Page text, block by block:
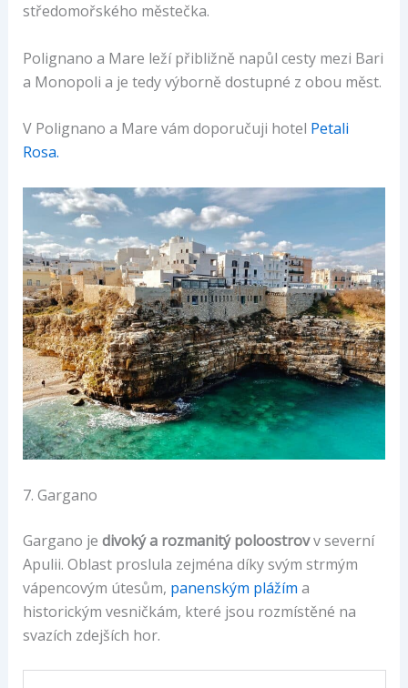
středomořského městečka.
Polignano a Mare leží přibližně napůl cesty mezi Bari
a Monopoli a je tedy výborně dostupné z obou měst.
V Polignano a Mare vám doporučuji hotel Petali
Rosa.
7. Gargano
Gargano je divoký a rozmanitý poloostrovv severní
Apulii. Oblast proslula zejména díky svým strmým
vápencovým útesům, panenským plážím a
historickým vesničkám, které jsou rozmístěné na
svazích zdejších hor.